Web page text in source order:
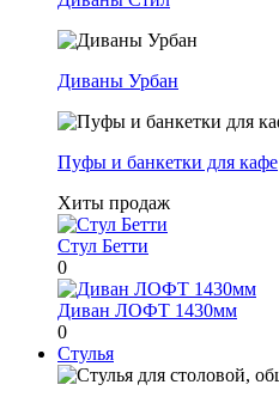
Диваны Урбан
Пуфы и банкетки для кафе
Хиты продаж
Стул Бетти
0
Диван ЛОФТ 1430мм
0
Стулья